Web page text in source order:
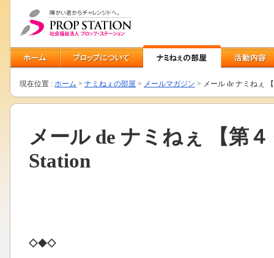
現在位置 : ホーム > ナミねぇの部屋 > メールマガジン > メール de ナミねぇ
メール de ナミねぇ 【第
Station
◇◆◇ （令和８年